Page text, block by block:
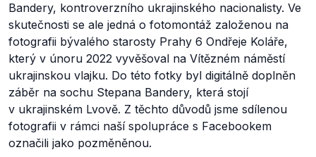
Bandery, kontroverzního ukrajinského nacionalisty. Ve
skutečnosti se ale jedná o fotomontáž založenou na
fotografii bývalého starosty Prahy 6 Ondřeje Koláře,
který v únoru 2022 vyvěšoval na Vítězném náměstí
ukrajinskou vlajku. Do této fotky byl digitálně doplněn
záběr na sochu Stepana Bandery, která stojí
v ukrajinském Lvově. Z těchto důvodů jsme sdílenou
fotografii v rámci naší spolupráce s Facebookem
označili jako pozměněnou.